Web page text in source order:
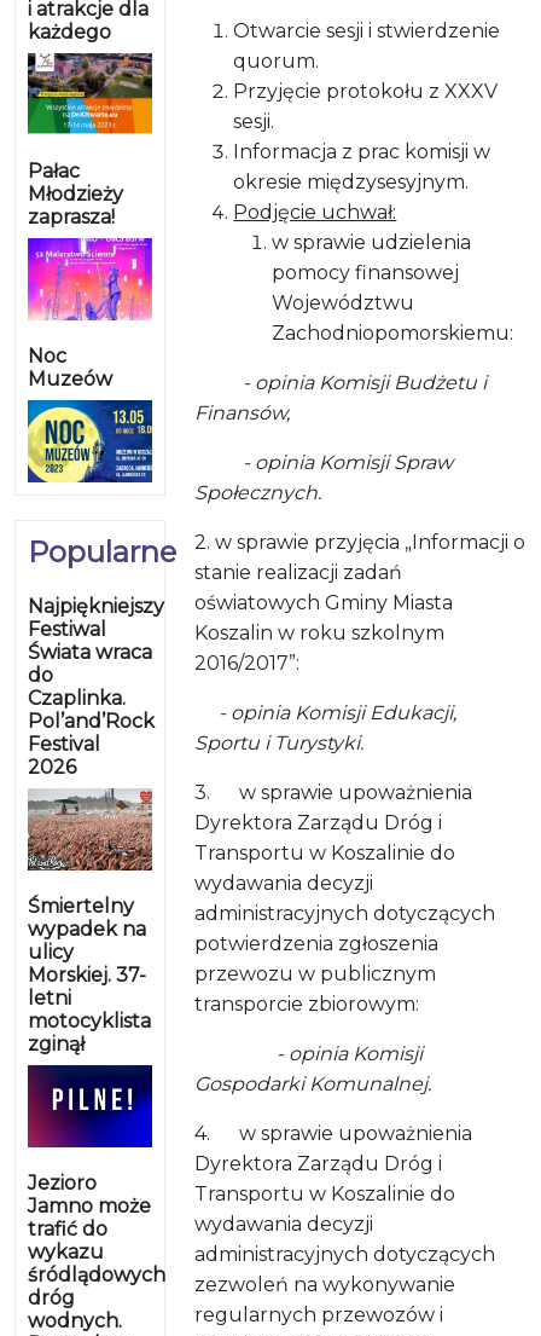
i atrakcje dla
każdego
Pałac
Młodzieży
zaprasza!
Noc
Muzeów
Popularne
Najpiękniejszy
Festiwal
Świata wraca
do
Czaplinka.
Pol’and’Rock
Festival
2026
Śmiertelny
wypadek na
ulicy
Morskiej. 37-
letni
motocyklista
zginął
Jezioro
Jamno może
trafić do
wykazu
śródlądowych
dróg
wodnych.
Otwarcie sesji i stwierdzenie
quorum.
Przyjęcie protokołu z XXXV
sesji.
Informacja z prac komisji w
okresie międzysesyjnym.
Podjęcie uchwał:
w sprawie udzielenia
pomocy finansowej
Województwu
Zachodniopomorskiemu:
- opinia Komisji Budżetu i
Finansów,
- opinia Komisji Spraw
Społecznych.
2. w sprawie przyjęcia „Informacji o
stanie realizacji zadań
oświatowych Gminy Miasta
Koszalin w roku szkolnym
2016/2017”:
- opinia Komisji Edukacji,
Sportu i Turystyki.
3. w sprawie upoważnienia
Dyrektora Zarządu Dróg i
Transportu w Koszalinie do
wydawania decyzji
administracyjnych dotyczących
potwierdzenia zgłoszenia
przewozu w publicznym
transporcie zbiorowym:
- opinia Komisji
Gospodarki Komunalnej.
4. w sprawie upoważnienia
Dyrektora Zarządu Dróg i
Transportu w Koszalinie do
wydawania decyzji
administracyjnych dotyczących
zezwoleń na wykonywanie
regularnych przewozów i